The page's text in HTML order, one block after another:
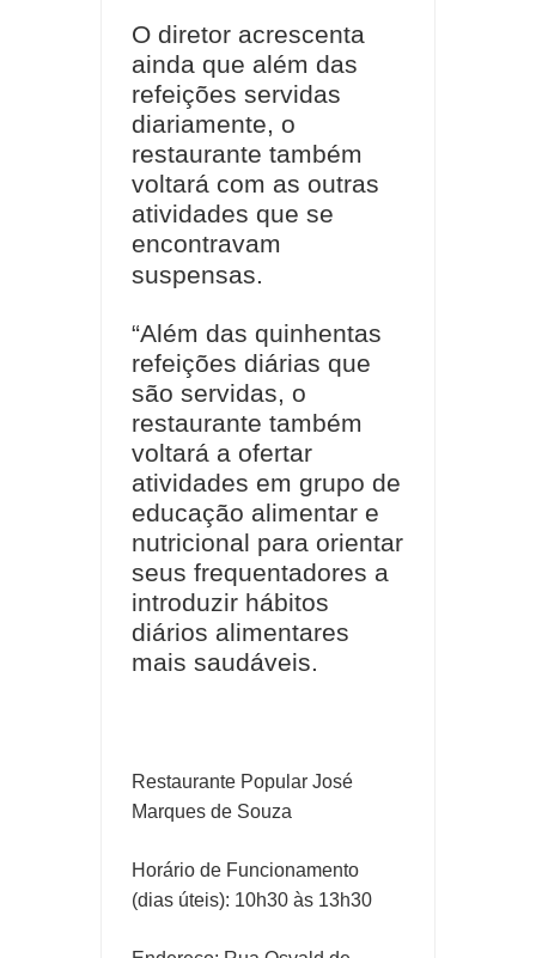
O diretor acrescenta
ainda que além das
refeições servidas
diariamente, o
restaurante também
voltará com as outras
atividades que se
encontravam
suspensas.
“Além das quinhentas
refeições diárias que
são servidas, o
restaurante também
voltará a ofertar
atividades em grupo de
educação alimentar e
nutricional para orientar
seus frequentadores a
introduzir hábitos
diários alimentares
mais saudáveis.
Restaurante Popular José
Marques de Souza
Horário de Funcionamento
(dias úteis): 10h30 às 13h30